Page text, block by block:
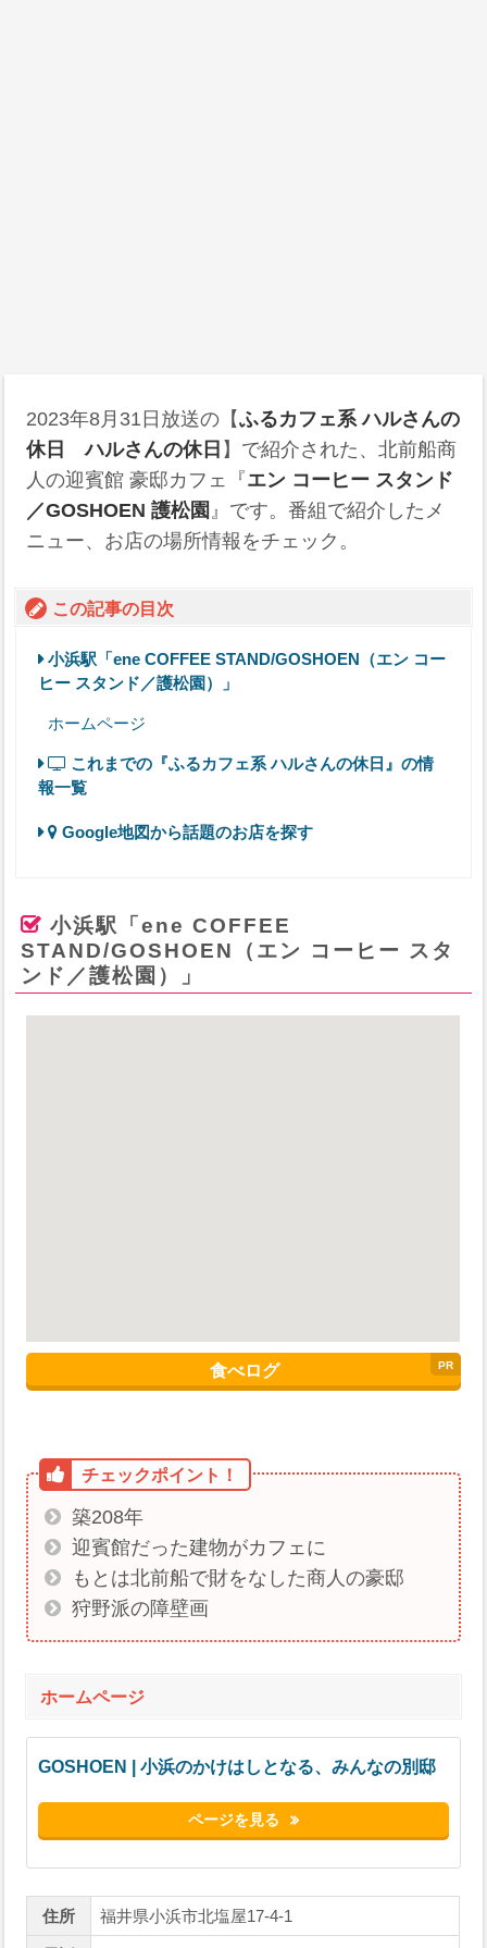
2023年8月31日放送の【ふるカフェ系 ハルさんの
休日 ハルさんの休日 】で紹介された、北前船商
人の迎賓館 豪邸カフェ『エン コーヒー スタンド
／GOSHOEN 護松園 』です。番組で紹介したメ
ニュー、お店の場所情報をチェック。
この記事の目次
小浜駅「ene COFFEE STAND/GOSHOEN（エン コー
ヒー スタンド／護松園）」
ホームページ
これまでの『ふるカフェ系 ハルさんの休日』の情
報一覧
Google地図から話題のお店を探す
小浜駅「ene COFFEE
STAND/GOSHOEN（エン コーヒー スタ
ンド／護松園）」
食べログ
築208年
迎賓館だった建物がカフェに
もとは北前船で財をなした商人の豪邸
狩野派の障壁画
ホームページ
GOSHOEN | 小浜のかけはしとなる、みんなの別邸
ページを見る
住所 福井県小浜市北塩屋17-4-1